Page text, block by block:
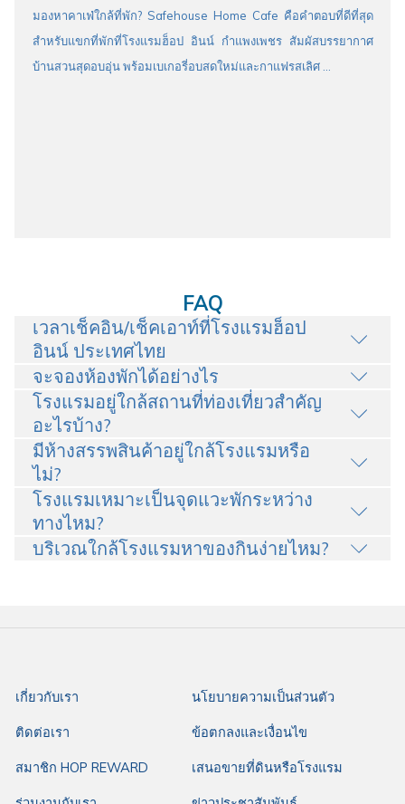
มองหาคาเฟ่ใกล้ที่พัก? Safehouse Home Cafe คือคำตอบที่ดีที่สุด
สำหรับแขกที่พักที่โรงแรมฮ็อป อินน์ กำแพงเพชร สัมผัสบรรยากาศ
บ้านสวนสุดอบอุ่น พร้อมเบเกอรี่อบสดใหม่และกาแฟรสเลิศ …
FAQ
เวลาเช็คอิน/เช็คเอาท์ที่โรงแรมฮ็อป
อินน์ ประเทศไทย
จะจองห้องพักได้อย่างไร
โรงแรมอยู่ใกล้สถานที่ท่องเที่ยวสำคัญ
อะไรบ้าง?
มีห้างสรรพสินค้าอยู่ใกล้โรงแรมหรือ
ไม่?
โรงแรมเหมาะเป็นจุดแวะพักระหว่าง
ทางไหม?
บริเวณใกล้โรงแรมหาของกินง่ายไหม?
เกี่ยวกับเรา นโยบายความเป็นส่วนตัว
ติดต่อเรา ข้อตกลงและเงื่อนไข
สมาชิก HOP REWARD เสนอขายที่ดินหรือโรงแรม